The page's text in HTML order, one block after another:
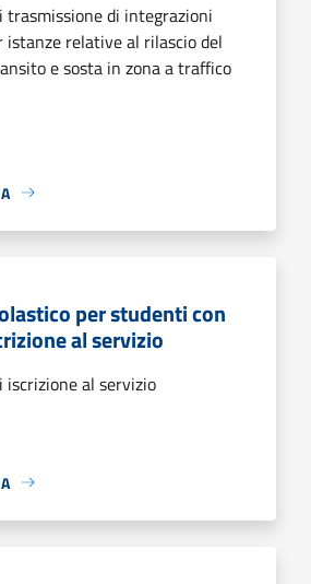
trasmissione di integrazioni
istanze relative al rilascio del
e sosta in zona a traffico
per studenti con
al servizio
iscrizione al servizio